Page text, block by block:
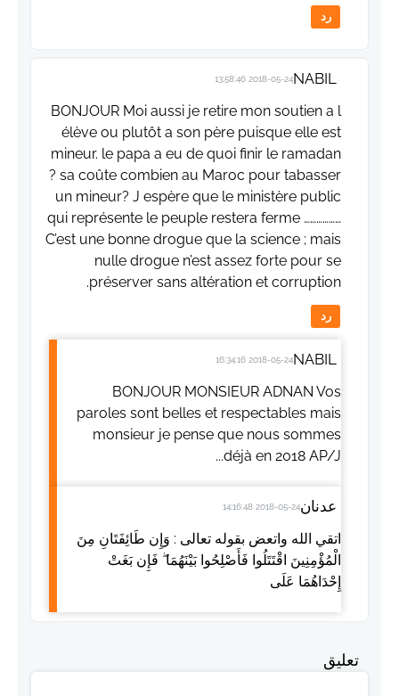
رد
NABIL
2018-05-24 13:58:46
BONJOUR Moi aussi je retire mon soutien a l
élève ou plutôt a son père puisque elle est
mineur. le papa a eu de quoi finir le ramadan
? sa coûte combien au Maroc pour tabasser
un mineur? J espère que le ministère public
qui représente le peuple restera ferme ………………
C’est une bonne drogue que la science ; mais
nulle drogue n’est assez forte pour se
préserver sans altération et corruption.
رد
NABIL
2018-05-24 16:34:16
BONJOUR MONSIEUR ADNAN Vos
paroles sont belles et respectables mais
monsieur je pense que nous sommes
déjà en 2018 AP/J...
عدنان2018-05-24 14:16:48
اتقي الله واتعض بقوله تعالى : وَإِن طَائِفَتَانِ مِنَ
الْمُؤْمِنِينَ اقْتَتَلُوا فَأَصْلِحُوا بَيْنَهُمَا ۖ فَإِن بَغَتْ
إِحْدَاهُمَا عَلَى
تعليق